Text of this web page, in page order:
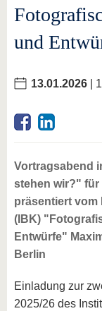
und
13.01.2026 |
Vortragsabend
stehen wir?" für
präsentiert
(IBK)
Entwürfe"
Berlin
Einladung zur
2025/26 des